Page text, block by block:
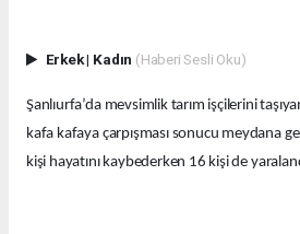
Erkek| Kadın (Haberi Sesli Oku)
Şanlıurfa’da mevsimlik tarım işçilerini
kafa kafaya çarpışması sonucu meydana
kişi hayatını kaybederken 16 kişi de